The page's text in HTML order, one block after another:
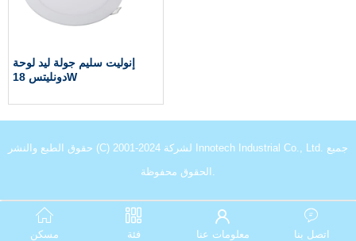
إنوليت سليم جولة ليد لوحة
دونليتس 18W
حقوق الطبع والنشر (C) 2001-2024 لشركة Innotech Industrial Co., Ltd. جميع
الحقوق محفوظة.
مسكن فئة معلومات عنا اتصل بنا